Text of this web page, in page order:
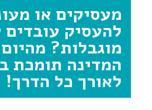
מעסיקים או
להעסיק
מוגבלות?
המדינה תומכת
לאורך כל הדרך!